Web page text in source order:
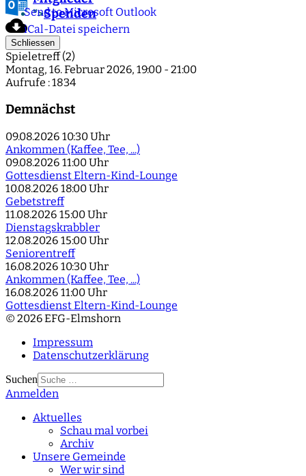
">Spenden
Send to Microsoft Outlook
iCal-Datei speichern
Schliessen
Spieletreff (2)
Montag, 16. Februar 2026, 19:00 - 21:00
Aufrufe : 1834
Demnächst
09.08.2026 10:30 Uhr
Ankommen (Kaffee, Tee, ...)
09.08.2026 11:00 Uhr
Gottesdienst Eltern-Kind-Lounge
10.08.2026 18:00 Uhr
Gebetstreff
11.08.2026 15:00 Uhr
Dienstagskrabbler
12.08.2026 15:00 Uhr
Seniorentreff
16.08.2026 10:30 Uhr
Ankommen (Kaffee, Tee, ...)
16.08.2026 11:00 Uhr
Gottesdienst Eltern-Kind-Lounge
© 2026 EFG-Elmshorn
Impressum
Datenschutzerklärung
Suchen
Type 2 or more
Anmelden
Aktuelles
Schau mal vorbei
Archiv
Unsere Gemeinde
Wer wir sind